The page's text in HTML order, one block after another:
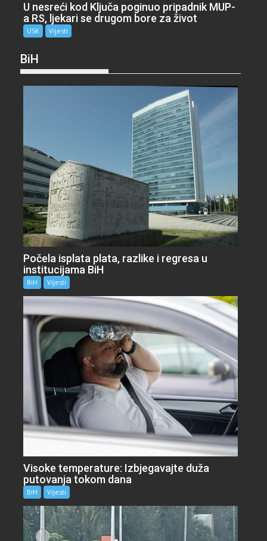
U nesreći kod Ključa poginuo pripadnik MUP-
a RS, ljekari se drugom bore za život
USK Vijesti
BiH
Počela isplata plata, razlike i regresa u
institucijama BiH
BiH Vijesti
Visoke temperature: Izbjegavajte duža
putovanja tokom dana
BiH Vijesti